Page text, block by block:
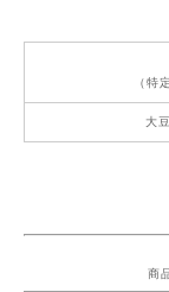
（特
大
商